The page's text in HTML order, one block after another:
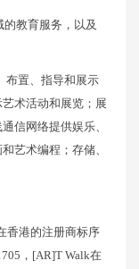
教育服务，以及
布置、指导和展示
术活动和展览；展
信网络提供娱乐、
艺术编程；存储、
香港的注册商标序
，[AR]T Walk在